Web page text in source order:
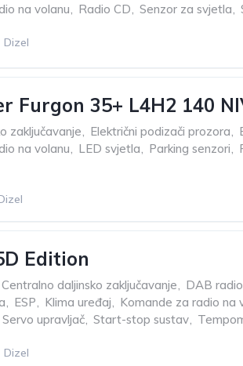
na volanu Radio CD Senzor za svjetla
Dizel
Furgon 35+ L4H2 140
zaključavanje, Električni podizači prozora,
na volanu, LED svjetla, Parking senzori,
Edition
Centralno daljinsko zaključavanje, DAB radio
, ESP, Klima uređaj, Komande za radio na
Servo upravljač, Start-stop sustav,
Dizel